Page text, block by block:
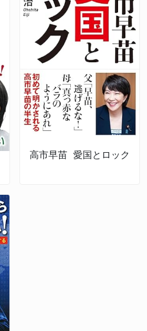
高市早苗 愛国とロック